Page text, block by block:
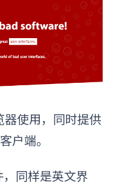
使用，同时提供
户端。
同样是英文界